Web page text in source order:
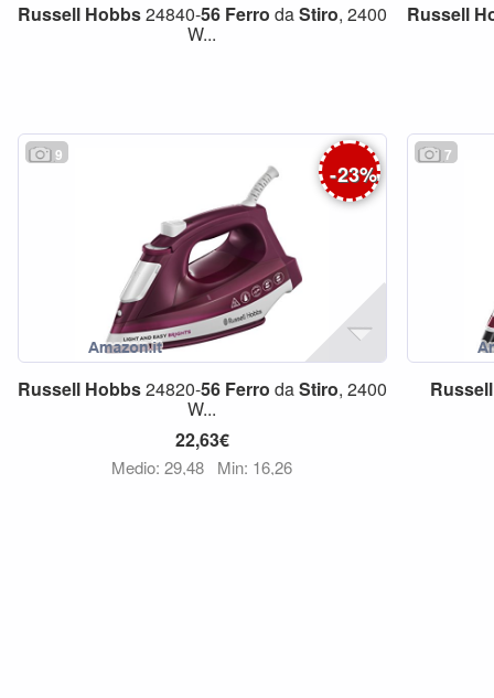
Russell Hobbs24840-56 Ferro daStiro, 2400
W...
Russell
9
-23%
Russell Hobbs24820-56 Ferro daStiro, 2400
W...
22,63€
Medio: 29,48 Min: 16,26
7
Russell